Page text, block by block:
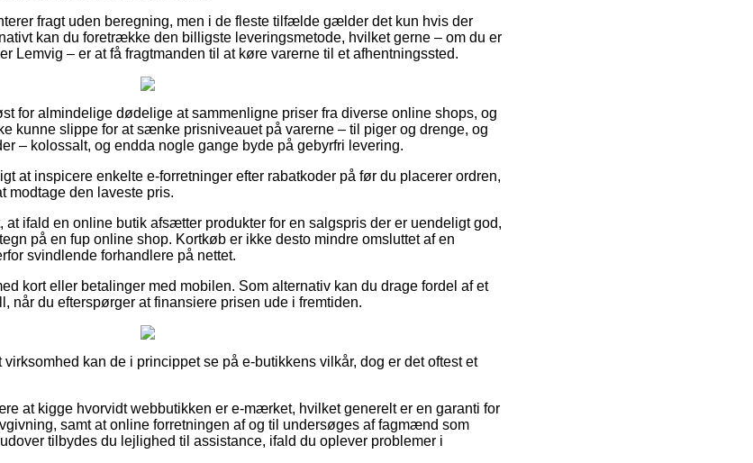
fragt uden beregning, men i de fleste tilfælde gælder det kun hvis der
kan du foretrække den billigste leveringsmetode, hvilket gerne – om du er
Lemvig – er at få fragtmanden til at køre varerne til et afhentningssted.
for almindelige dødelige at sammenligne priser fra diverse online shops, og
kunne slippe for at sænke prisniveauet på varerne – til piger og drenge, og
– kolossalt, og endda nogle gange byde på gebyrfri levering.
at inspicere enkelte e-forretninger efter rabatkoder på før du placerer ordren,
modtage den laveste pris.
ifald en online butik afsætter produkter for en salgspris der er uendeligt god,
på en fup online shop. Kortkøb er ikke desto mindre omsluttet af en
svindlende forhandlere på nettet.
kort eller betalinger med mobilen. Som alternativ kan du drage fordel af et
når du efterspørger at finansiere prisen ude i fremtiden.
kan de i princippet se på e-butikkens vilkår, dog er det oftest et
at kigge hvorvidt webbutikken er e-mærket, hvilket generelt er en garanti for
samt at online forretningen af og til undersøges af fagmænd som
tilbydes du lejlighed til assistance, ifald du oplever problemer i